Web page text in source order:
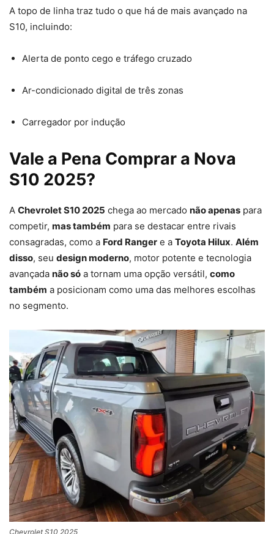
A topo de linha traz tudo o que há de mais avançado na
S10, incluindo:
Alerta de ponto cego e tráfego cruzado
Ar-condicionado digital de três zonas
Carregador por indução
Vale a Pena Comprar a Nova
S10 2025?
A Chevrolet S10 2025 chega ao mercado não apenas para
competir, mas também para se destacar entre rivais
consagradas, como a Ford Ranger e a Toyota Hilux. Além
disso, seu design moderno, motor potente e tecnologia
avançada não só a tornam uma opção versátil, como
também a posicionam como uma das melhores escolhas
no segmento.
Chevrolet S10 2025